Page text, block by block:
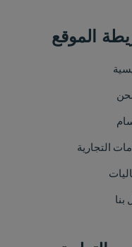
الموقع
التجارية
بنا